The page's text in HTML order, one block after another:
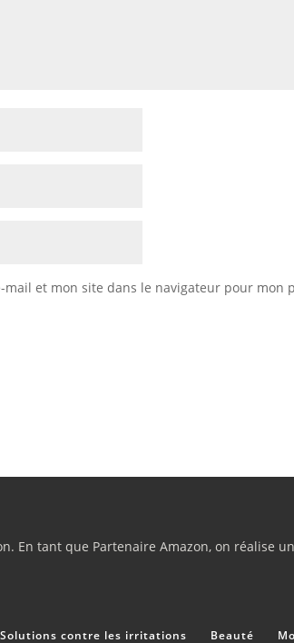
mail et mon site dans le navigateur pour mon
En tant que Partenaire Amazon, on réalise
Solutions contre les irritations Beauté